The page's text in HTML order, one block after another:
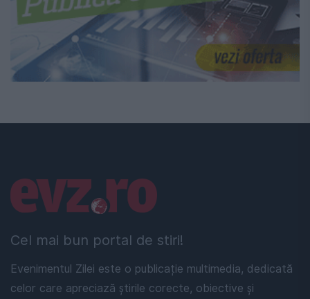
Cel mai bun portal de stiri!
Evenimentul Zilei este o publicație multimedia, dedicată
celor care apreciază știrile corecte, obiective și
Linkuri utile